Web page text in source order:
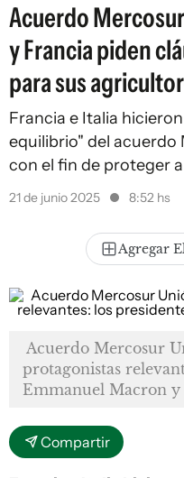
Acuerdo
y Francia piden
para sus
Francia e Italia
equilibrio" del acuerdo
con el fin de proteger
21 de junio 2025 8:52 hs
Agregar
Acuerdo Mercosur
protagonistas
Emmanuel Macron y
Compartir